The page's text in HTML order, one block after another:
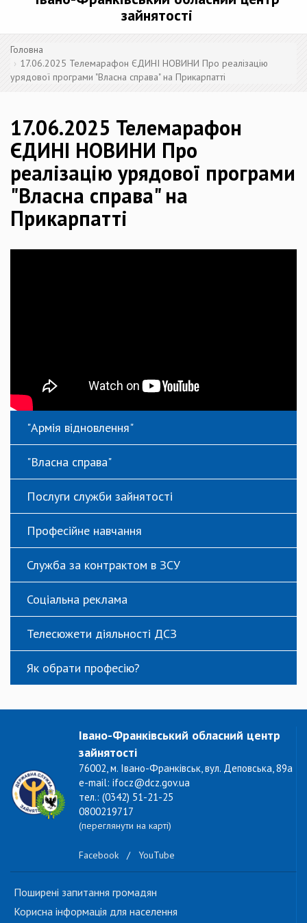
зайнятості
Головна
17.06.2025 Телемарафон ЄДИНІ НОВИНИ Про реалізацію
урядової програми "Власна справа" на Прикарпатті
17.06.2025 Телемарафон
ЄДИНІ НОВИНИ Про
реалізацію урядової програми
"Власна справа" на
Прикарпатті
"Армія відновлення"
"Власна справа"
Послуги служби зайнятості
Професійне навчання
Служба за контрактом в ЗСУ
Соціальна реклама
Телесюжети діяльності ДСЗ
Як обрати професію?
Івано-Франківський обласний центр
зайнятості
76002, м. Івано-Франківськ, вул. Деповська, 89а
e-mail: ifocz@dcz.gov.ua
тел.: (0342) 51-21-25
0800219717
(переглянути на карті)
Facebook / YouTube
Поширені запитання громадян
Корисна інформація для населення